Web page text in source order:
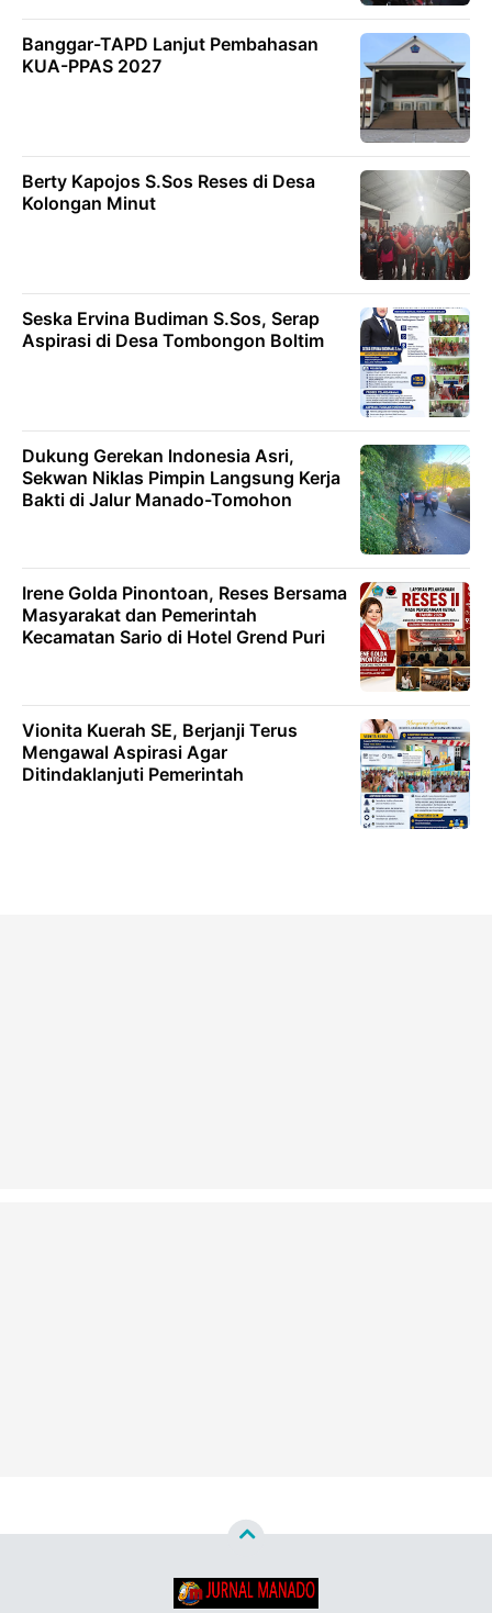
Banggar-TAPD Lanjut Pembahasan
KUA-PPAS 2027
Berty Kapojos S.Sos Reses di Desa
Kolongan Minut
Seska Ervina Budiman S.Sos, Serap
Aspirasi di Desa Tombongon Boltim
Dukung Gerekan lndonesia Asri,
Sekwan Niklas Pimpin Langsung Kerja
Bakti di Jalur Manado-Tomohon
Irene Golda Pinontoan, Reses Bersama
Masyarakat dan Pemerintah
Kecamatan Sario di Hotel Grend Puri
Vionita Kuerah SE, Berjanji Terus
Mengawal Aspirasi Agar
Ditindaklanjuti Pemerintah